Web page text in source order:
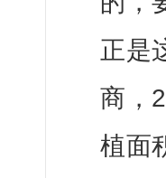
正是
商，
植面